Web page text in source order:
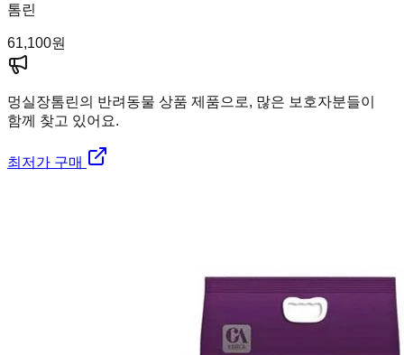
톰린
61,100원
멍실장톰린의 반려동물 상품 제품으로, 많은 보호자분들이
함께 찾고 있어요.
최저가 구매